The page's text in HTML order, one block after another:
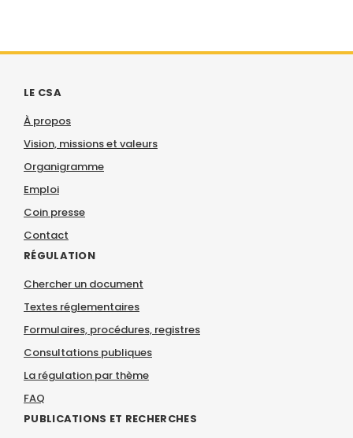
LE CSA
À propos
Vision, missions et valeurs
Organigramme
Emploi
Coin presse
Contact
RÉGULATION
Chercher un document
Textes réglementaires
Formulaires, procédures, registres
Consultations publiques
La régulation par thème
FAQ
PUBLICATIONS ET RECHERCHES